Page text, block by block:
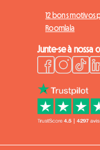
12 bons motivos
Roomlala
Junte-se à nossa